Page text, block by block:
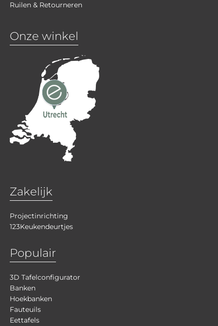
Ruilen & Retourneren
Onze winkel
Zakelijk
Projectinrichting
123Keukendeurtjes
Populair
3D Tafelconfigurator
Banken
Hoekbanken
Fauteuils
Eettafels